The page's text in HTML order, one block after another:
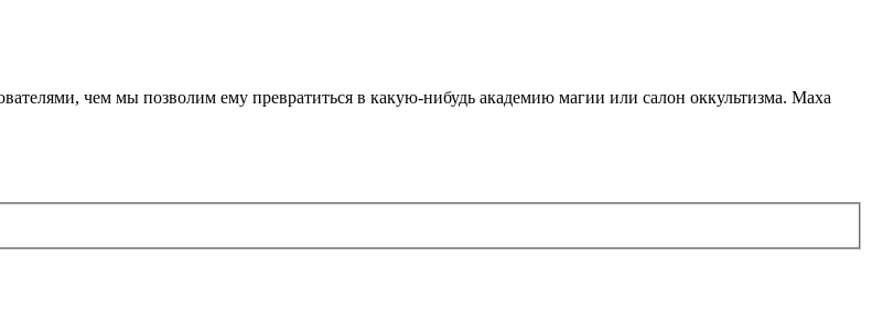
чем мы позволим ему превратиться в какую-нибудь академию магии или салон оккультизма. Маха